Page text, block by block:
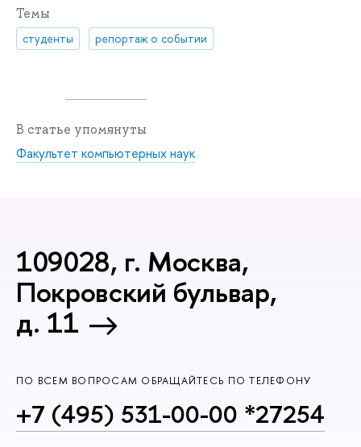
Темы
студенты репортаж о событии
В статье упомянуты
Факультет компьютерных наук
109028, г. Москва,
Покровский бульвар,
д. 11
ПО ВСЕМ ВОПРОСАМ ОБРАЩАЙТЕСЬ ПО ТЕЛЕФОНУ
+7 (495) 531-00-00 *27254